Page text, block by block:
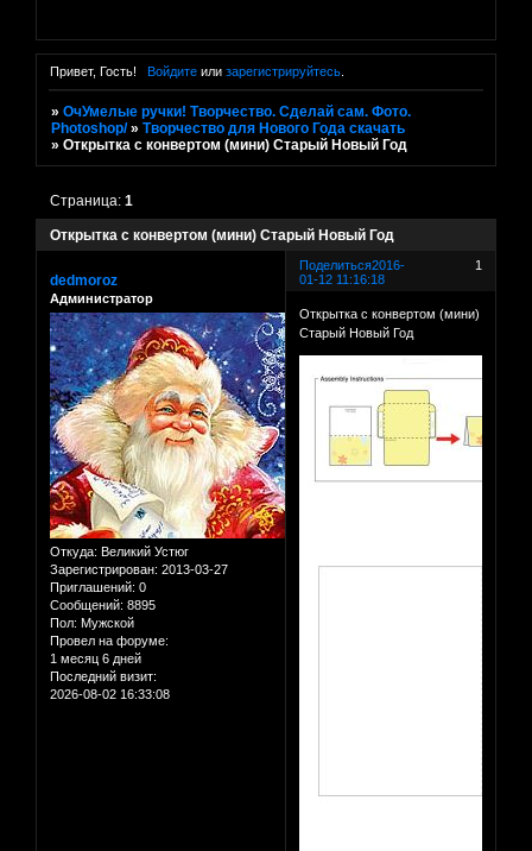
Привет, Гость! Войдитеили зарегистрируйтесь.
»ОчУмелые ручки! Творчество. Сделай сам. Фото.
Photoshop/ »Творчество для Нового Года скачать
»Открытка с конвертом (мини) Старый Новый Год
Открытка с конвертом (мини) Старый Новый Год
Страница:1
Поделиться 1
2016-
01-12 11:16:18
dedmoroz
Администратор
Откуда: Великий Устюг
Зарегистрирован: 2013-03-27
Приглашений: 0
Сообщений: 8895
Пол: Мужской
Провел на форуме:
1 месяц 6 дней
Последний визит:
2026-08-02 16:33:08
Открытка с конвертом (мини)
Старый Новый Год